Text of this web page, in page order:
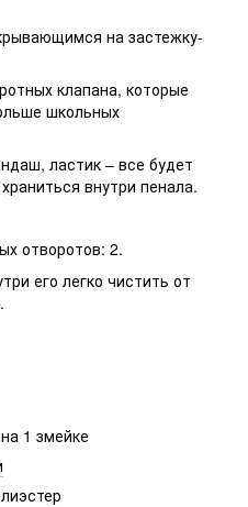
на застежку-
клапана, которые
школьных
ластик – все будет
внутри пенала.
отворотов: 2.
его легко чистить от
1 змейке